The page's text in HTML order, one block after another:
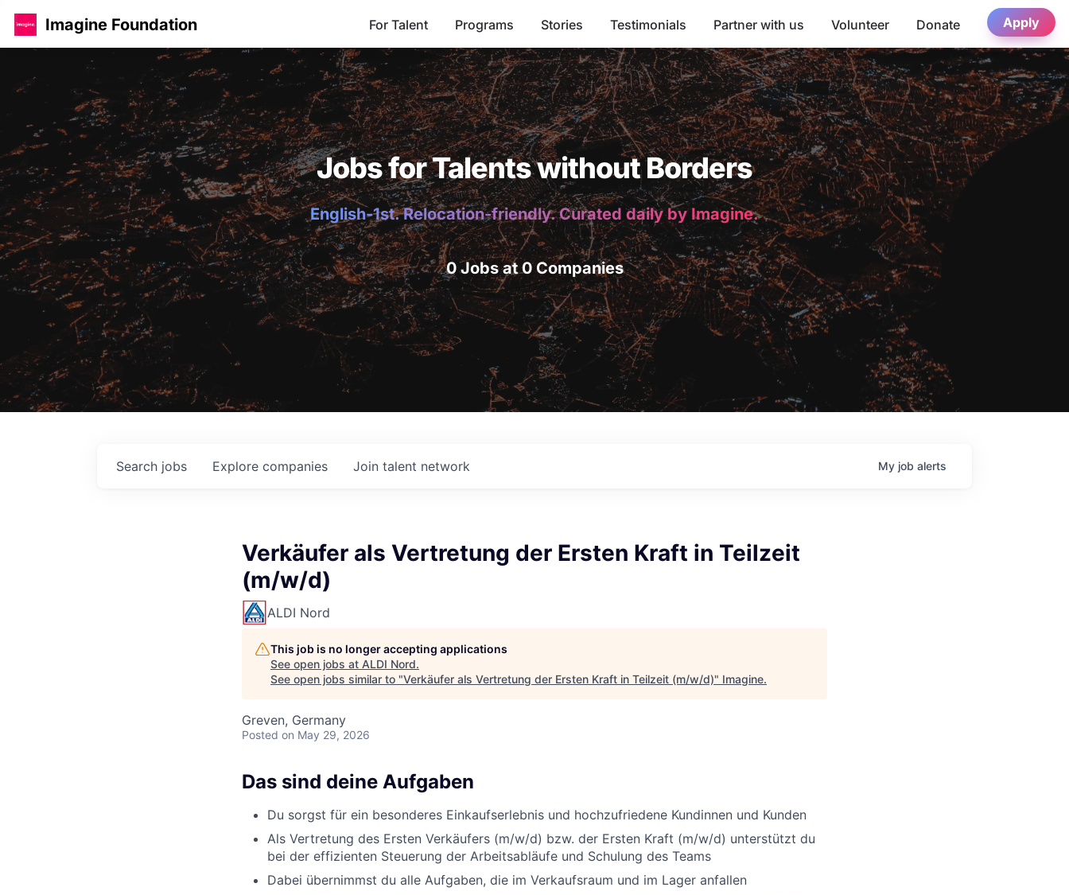
Imagine Foundation For Talent Programs Stories Testimonials Partner with us Volunteer Donate Apply
Jobs for Talents without Borders
English-1st. Relocation-friendly. Curated daily by Imagine.
0 Jobs at 0 Companies
Search jobs Explore companies Join talent network My job alerts
Verkäufer als Vertretung der Ersten Kraft in Teilzeit
(m/w/d)
ALDI Nord
This job is no longer accepting applications
See open jobs at ALDI Nord.
See open jobs similar to "Verkäufer als Vertretung der Ersten Kraft in Teilzeit (m/w/d)" Imagine.
Greven, Germany
Posted on May 29, 2026
Das sind deine Aufgaben
Du sorgst für ein besonderes Einkaufserlebnis und hochzufriedene Kundinnen und Kunden
Als Vertretung des Ersten Verkäufers (m/w/d) bzw. der Ersten Kraft (m/w/d) unterstützt du
bei der effizienten Steuerung der Arbeitsabläufe und Schulung des Teams
Dabei übernimmst du alle Aufgaben, die im Verkaufsraum und im Lager anfallen